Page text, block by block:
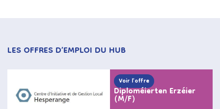
LES OFFRES D’EMPLOI DU HUB
Voir l’offre
Diploméierten Erzéier
(M/F)